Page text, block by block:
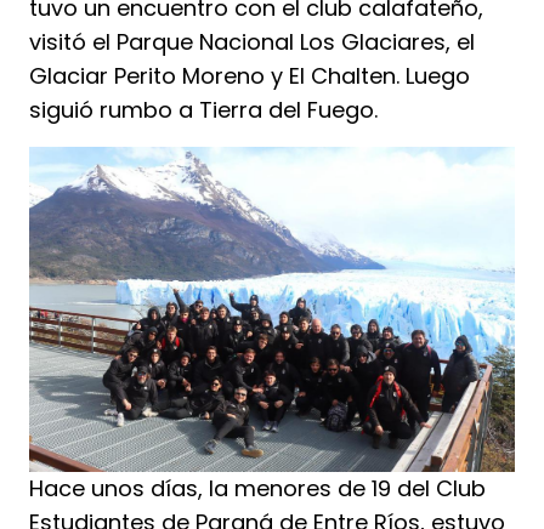
tuvo un encuentro con el club calafateño,
visitó el Parque Nacional Los Glaciares, el
Glaciar Perito Moreno y El Chalten. Luego
siguió rumbo a Tierra del Fuego.
Hace unos días, la menores de 19 del Club
Estudiantes de Paraná de Entre Ríos, estuvo